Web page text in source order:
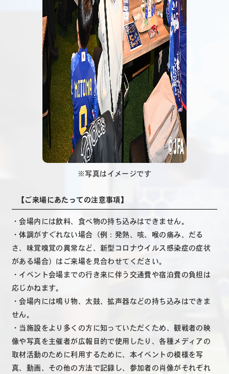
※写真はイメージです
【ご来場にあたっての注意事項】
・会場内には飲料、食べ物の持ち込みはできません。
・体調がすぐれない場合（例：発熱、咳、喉の痛み、だる
さ、味覚嗅覚の異常など、新型コロナウイルス感染症の症状
がある場合）はご来場を見合わせてください。
・イベント会場までの行き来に伴う交通費や宿泊費の負担は
応じかねます。
・会場内には鳴り物、太鼓、拡声器などの持ち込みはできま
せん。
・当施設をより多くの方に知っていただくため、観戦者の映
像や写真を主催者が広報目的で使用したり、各種メディアの
取材活動のために利用するために、本イベントの模様を写
真、動画、その他の方法で記録し、参加者の肖像がそれぞれ